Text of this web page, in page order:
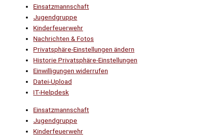
Einsatzmannschaft
Jugendgruppe
Kinderfeuerwehr
Nachrichten & Fotos
Privatsphäre-Einstellungen ändern
Historie Privatsphäre-Einstellungen
Einwilligungen widerrufen
Datei-Upload
IT-Helpdesk
Einsatzmannschaft
Jugendgruppe
Kinderfeuerwehr